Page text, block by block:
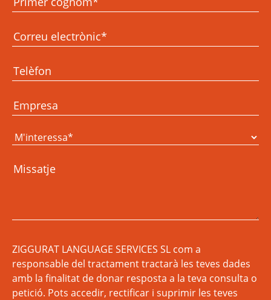
ZIGGURAT LANGUAGE SERVICES SL com a
responsable del tractament tractarà les teves dades
amb la finalitat de donar resposta a la teva consulta o
petició. Pots accedir, rectificar i suprimir les teves